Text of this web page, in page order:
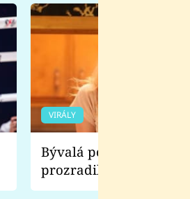
VIRÁLY
Bývalá pornoherečka
prozradila, co ji
natáčení Euforie.